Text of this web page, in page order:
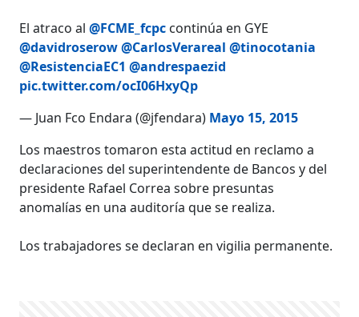
El atraco al@FCME_fcpc continúa en GYE
@davidroserow@CarlosVerareal @tinocotania
@ResistenciaEC1 @andrespaezid
pic.twitter.com/ocI06HxyQp
— Juan Fco Endara (@jfendara) Mayo 15, 2015
Los maestros tomaron esta actitud en reclamo a
declaraciones del superintendente de Bancos y del
presidente Rafael Correa sobre presuntas
anomalías en una auditoría que se realiza.
Los trabajadores se declaran en vigilia permanente.